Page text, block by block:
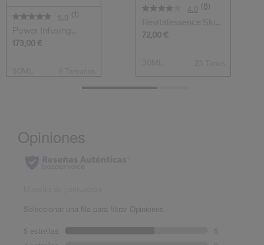
5.0 (1)
Serum
173,00 €
4.0 (8)
Glow Found...
72,00 €